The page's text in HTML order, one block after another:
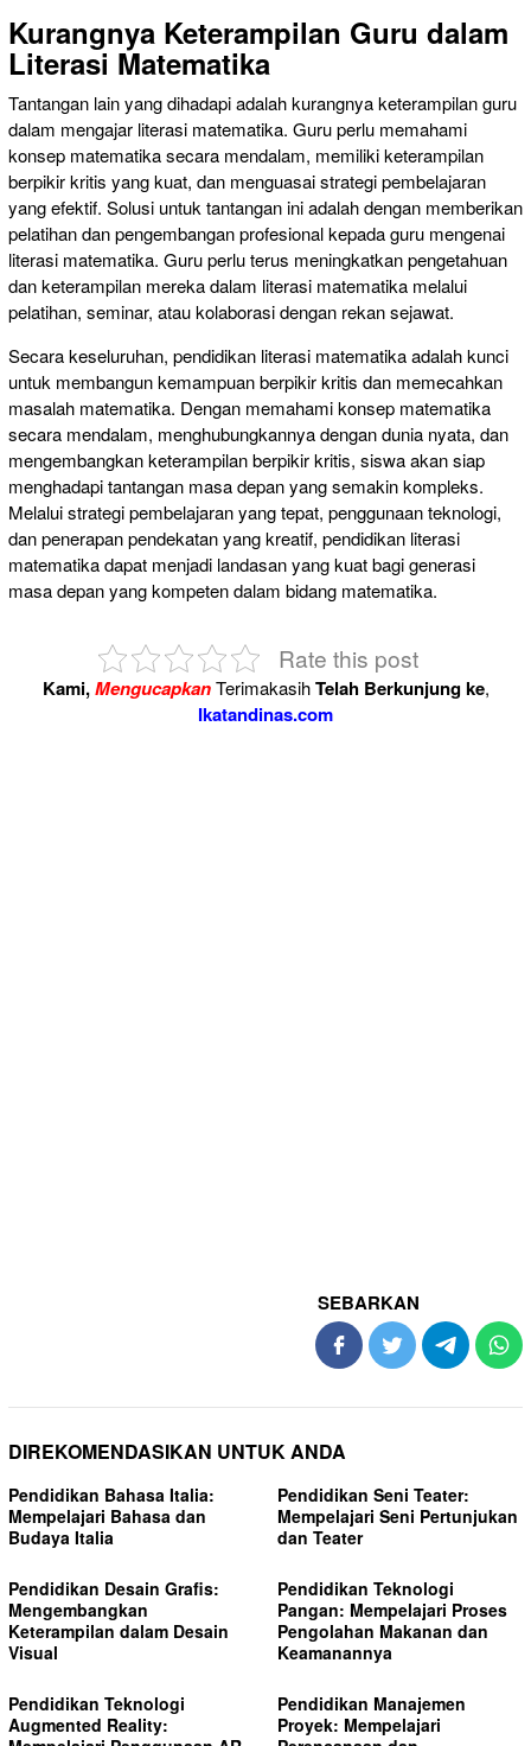
Kurangnya Keterampilan Guru dalam
Literasi Matematika
Tantangan lain yang dihadapi adalah kurangnya keterampilan guru
dalam mengajar literasi matematika. Guru perlu memahami
konsep matematika secara mendalam, memiliki keterampilan
berpikir kritis yang kuat, dan menguasai strategi pembelajaran
yang efektif. Solusi untuk tantangan ini adalah dengan memberikan
pelatihan dan pengembangan profesional kepada guru mengenai
literasi matematika. Guru perlu terus meningkatkan pengetahuan
dan keterampilan mereka dalam literasi matematika melalui
pelatihan, seminar, atau kolaborasi dengan rekan sejawat.
Secara keseluruhan, pendidikan literasi matematika adalah kunci
untuk membangun kemampuan berpikir kritis dan memecahkan
masalah matematika. Dengan memahami konsep matematika
secara mendalam, menghubungkannya dengan dunia nyata, dan
mengembangkan keterampilan berpikir kritis, siswa akan siap
menghadapi tantangan masa depan yang semakin kompleks.
Melalui strategi pembelajaran yang tepat, penggunaan teknologi,
dan penerapan pendekatan yang kreatif, pendidikan literasi
matematika dapat menjadi landasan yang kuat bagi generasi
masa depan yang kompeten dalam bidang matematika.
Rate this post
Kami,MengucapkanTerimakasihTelah Berkunjung ke,
Ikatandinas.com
SEBARKAN
DIREKOMENDASIKAN UNTUK ANDA
Pendidikan Bahasa Italia:
Mempelajari Bahasa dan
Budaya Italia
Pendidikan Seni Teater:
Mempelajari Seni Pertunjukan
dan Teater
Pendidikan Desain Grafis:
Mengembangkan
Keterampilan dalam Desain
Visual
Pendidikan Teknologi
Pangan: Mempelajari Proses
Pengolahan Makanan dan
Keamanannya
Pendidikan Teknologi
Augmented Reality:
Pendidikan Manajemen
Proyek: Mempelajari